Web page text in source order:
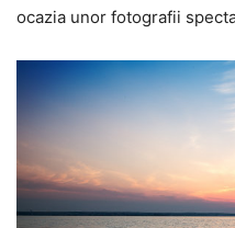
ocazia unor fotografii